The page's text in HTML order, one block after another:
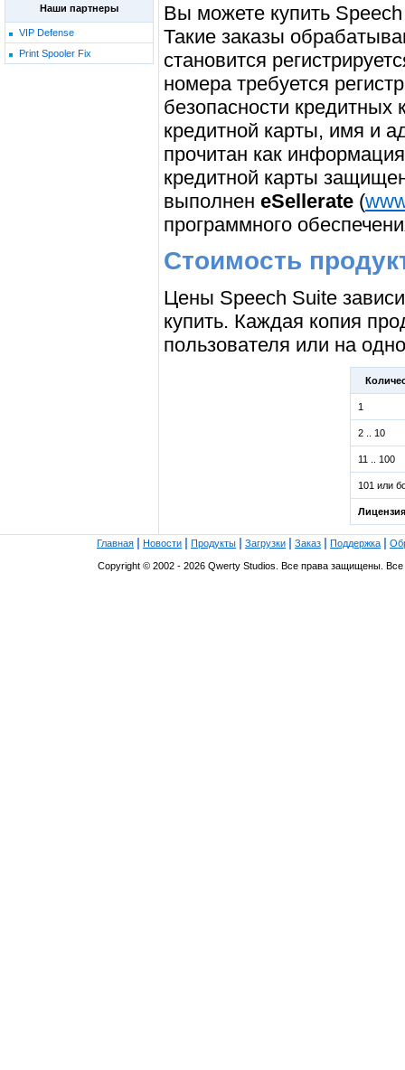
Наши партнеры
VIP Defense
Print Spooler Fix
Вы можете купить
Такие заказы
становится
номера требуется
безопасности
кредитной карты, имя и
прочитан как
кредитной карты
выполнен eSellerate (
программного
Стоимость
Цены Speech Suite
купить. Каждая копия
пользователя или на
1
2 .. 10
11 .. 100
101 или
Главная | Новости | Продукты | Загрузки | Заказ | Поддержка |
Copyright © 2002 - 2026 Qwerty Studios. Все права защищены.